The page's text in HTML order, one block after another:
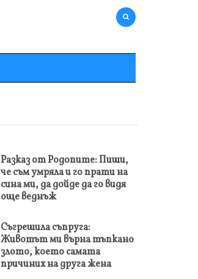
Разказ от Родопите: Пиши,
че съм умряла и го прати на
сина ми, да дойде да го видя
още веднъж
Съгрешила съпруга:
Животът ми върна тъпкано
злото, което самата
причиних на друга жена